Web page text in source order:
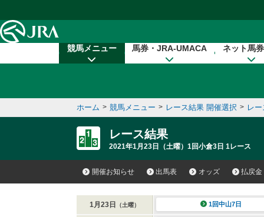
競馬メニュー 馬券・JRA-UMACA ネット馬
ホーム > 競馬メニュー > レース結果 開催選択 > レ
レース結果
2021年1月23日（土曜）1回小倉3日 1レース
開催お知らせ 出馬表 オッズ 払戻金
1月23日 （土曜） 1回中山7日